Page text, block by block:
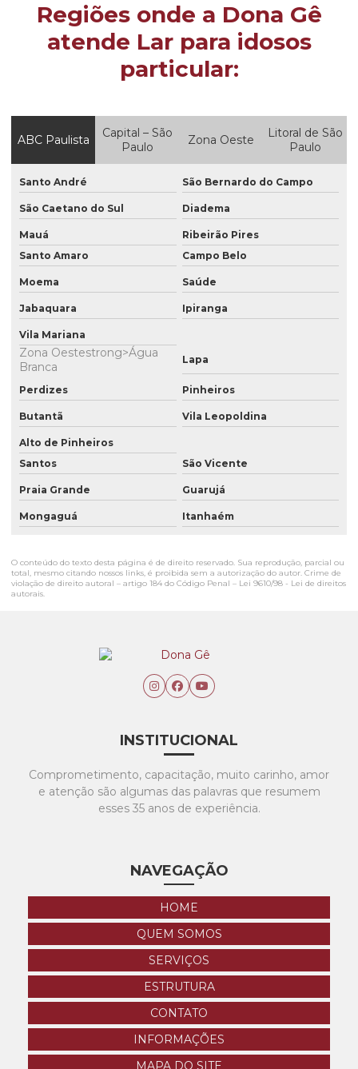
Regiões onde a Dona Gê
atende Lar para idosos
particular:
ABC Paulista
Capital – São
Paulo
Zona Oeste
Litoral de São
Paulo
Santo André São Bernardo do Campo
São Caetano do Sul Diadema
Mauá
Ribeirão Pires
Santo Amaro
Campo Belo
Moema Saúde
Jabaquara Ipiranga
Vila Mariana
Zona Oestestrong>Água
Branca
Lapa
Perdizes Pinheiros
Butantã Vila Leopoldina
Alto de Pinheiros
Santos
São Vicente
Praia Grande Guarujá
Mongaguá Itanhaém
O conteúdo do texto desta página é de direito reservado. Sua reprodução, parcial ou
total, mesmo citando nossos links, é proibida sem a autorização do autor. Crime de
violação de direito autoral – artigo 184 do Código Penal – Lei 9610/98 - Lei de direitos
autorais.
INSTITUCIONAL
Comprometimento, capacitação, muito carinho, amor
e atenção são algumas das palavras que resumem
esses 35 anos de experiência.
NAVEGAÇÃO
HOME
QUEM SOMOS
SERVIÇOS
ESTRUTURA
CONTATO
INFORMAÇÕES
MAPA DO SITE